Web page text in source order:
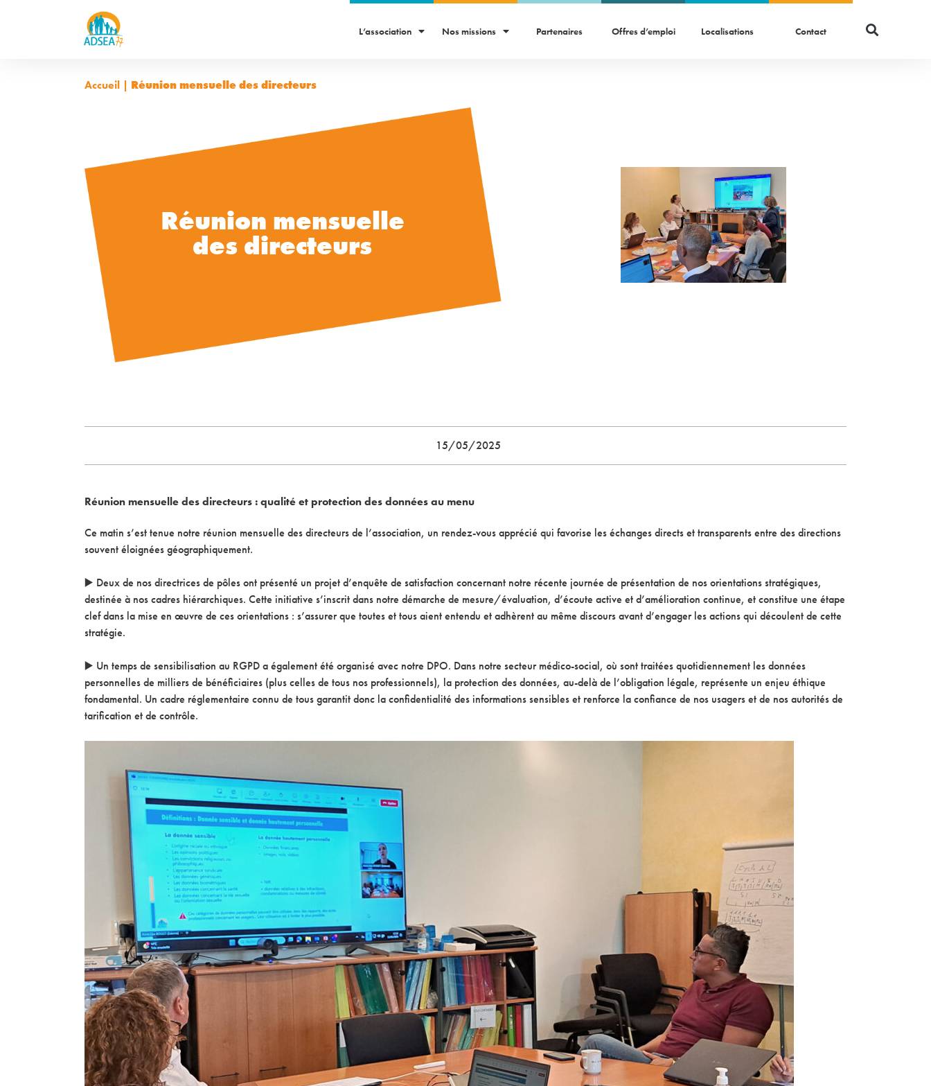
L’association Nos missions Partenaires Offres d’emploi Localisations Contact
Accueil | Réunion mensuelle des directeurs
Réunion mensuelle
des directeurs
15/05/2025
Réunion mensuelle des directeurs : qualité et protection des données au menu
Ce matin s’est tenue notre réunion mensuelle des directeurs de l’association, un rendez-vous apprécié qui favorise les échanges directs et transparents entre des directions
souvent éloignées géographiquement.
▶️ Deux de nos directrices de pôles ont présenté un projet d’enquête de satisfaction concernant notre récente journée de présentation de nos orientations stratégiques,
destinée à nos cadres hiérarchiques. Cette initiative s’inscrit dans notre démarche de mesure/évaluation, d’écoute active et d’amélioration continue, et constitue une étape
clef dans la mise en œuvre de ces orientations : s’assurer que toutes et tous aient entendu et adhèrent au même discours avant d’engager les actions qui découlent de cette
stratégie.
▶️ Un temps de sensibilisation au RGPD a également été organisé avec notre DPO. Dans notre secteur médico-social, où sont traitées quotidiennement les données
personnelles de milliers de bénéficiaires (plus celles de tous nos professionnels), la protection des données, au-delà de l’obligation légale, représente un enjeu éthique
fondamental. Un cadre réglementaire connu de tous garantit donc la confidentialité des informations sensibles et renforce la confiance de nos usagers et de nos autorités de
tarification et de contrôle.